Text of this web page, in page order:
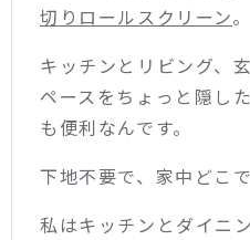
切りロールスクリーン。
キッチンとリビング、
ペースをちょっと隠し
も便利なんです。
下地不要で、家中どこ
私はキッチンとダイニ